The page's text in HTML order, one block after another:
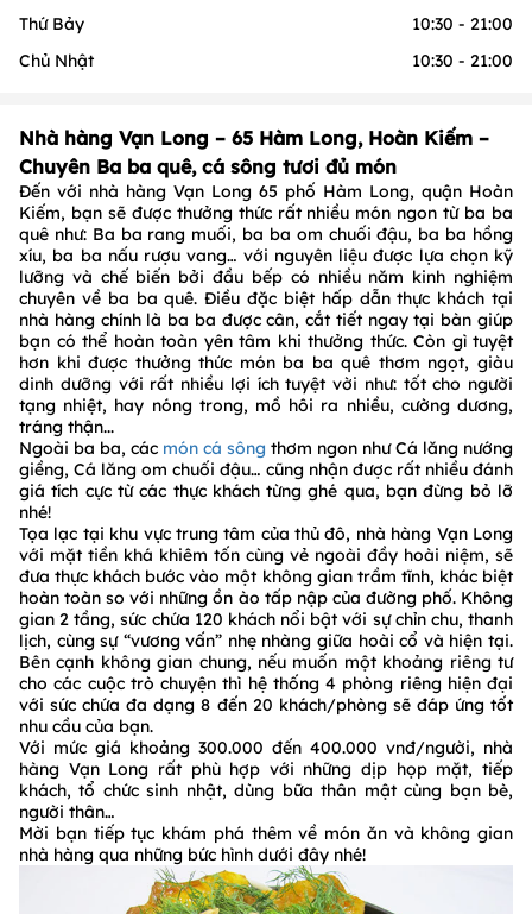
Thứ Bảy
10:30 - 21:00
Chủ Nhật
10:30 - 21:00
Nhà hàng Vạn Long – 65 Hàm Long, Hoàn Kiếm –
Chuyên Ba ba quê, cá sông tươi đủ món
Đến với nhà hàng Vạn Long 65 phố Hàm Long, quận Hoàn
Kiếm, bạn sẽ được thưởng thức rất nhiều món ngon từ ba ba
quê như: Ba ba rang muối, ba ba om chuối đậu, ba ba hồng
xíu, ba ba nấu rượu vang… với nguyên liệu được lựa chọn kỹ
lưỡng và chế biến bởi đầu bếp có nhiều năm kinh nghiệm
chuyên về ba ba quê. Điều đặc biệt hấp dẫn thực khách tại
nhà hàng chính là ba ba được cân, cắt tiết ngay tại bàn giúp
bạn có thể hoàn toàn yên tâm khi thưởng thức. Còn gì tuyệt
hơn khi được thưởng thức món ba ba quê thơm ngọt, giàu
dinh dưỡng với rất nhiều lợi ích tuyệt vời như: tốt cho người
tạng nhiệt, hay nóng trong, mồ hôi ra nhiều, cường dương,
tráng thận...
Ngoài ba ba, các món cá sông thơm ngon như Cá lăng nướng
giềng, Cá lăng om chuối đậu… cũng nhận được rất nhiều đánh
giá tích cực từ các thực khách từng ghé qua, bạn đừng bỏ lỡ
nhé!
Tọa lạc tại khu vực trung tâm của thủ đô, nhà hàng Vạn Long
với mặt tiền khá khiêm tốn cùng vẻ ngoài đầy hoài niệm, sẽ
đưa thực khách bước vào một không gian trầm tĩnh, khác biệt
hoàn toàn so với những ồn ào tấp nập của đường phố. Không
gian 2 tầng, sức chứa 120 khách nổi bật với sự chỉn chu, thanh
lịch, cùng sự “vương vấn” nhẹ nhàng giữa hoài cổ và hiện tại.
Bên cạnh không gian chung, nếu muốn một khoảng riêng tư
cho các cuộc trò chuyện thì hệ thống 4 phòng riêng hiện đại
với sức chứa đa dạng 8 đến 20 khách/phòng sẽ đáp ứng tốt
nhu cầu của bạn.
Với mức giá khoảng 300.000 đến 400.000 vnđ/người, nhà
hàng Vạn Long rất phù hợp với những dịp họp mặt, tiếp
khách, tổ chức sinh nhật, dùng bữa thân mật cùng bạn bè,
người thân…
Mời bạn tiếp tục khám phá thêm về món ăn và không gian
nhà hàng qua những bức hình dưới đây nhé!